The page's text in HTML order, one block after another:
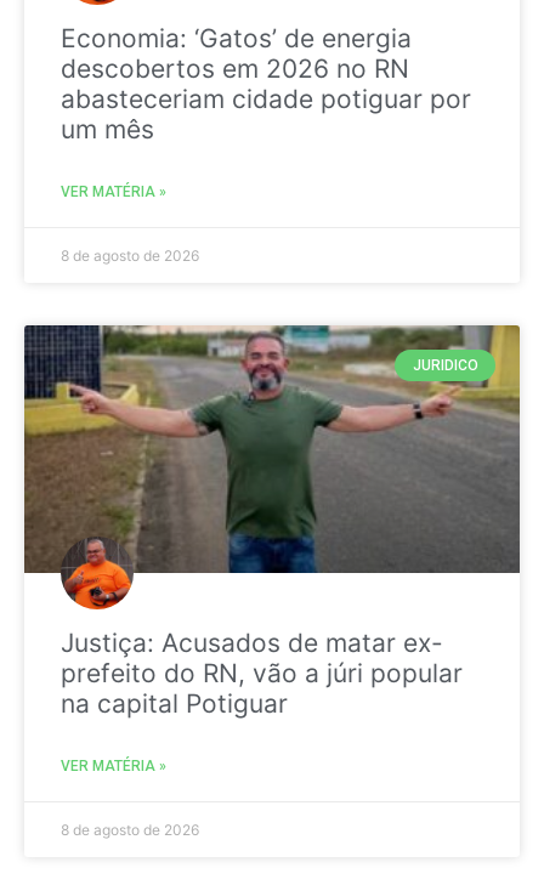
Economia: ‘Gatos’ de energia
descobertos em 2026 no RN
abasteceriam cidade potiguar por
um mês
VER MATÉRIA »
8 de agosto de 2026
JURIDICO
Justiça: Acusados de matar ex-
prefeito do RN, vão a júri popular
na capital Potiguar
VER MATÉRIA »
8 de agosto de 2026